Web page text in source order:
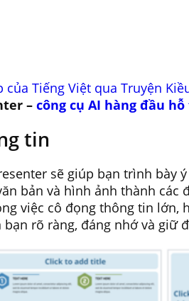
của Tiếng Việt qua Truyện
– công cụ AI hàng đầu
tin
sẽ giúp bạn trình bày
bản và hình ảnh thành
việc cô đọng thông tin
rõ ràng, đáng nhớ và